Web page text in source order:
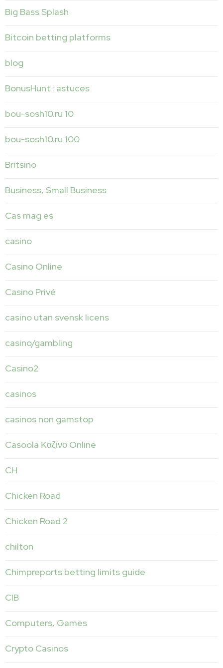
Big Bass Splash
Bitcoin betting platforms
blog
BonusHunt : astuces
bou-sosh10.ru 10
bou-sosh10.ru 100
Britsino
Business, Small Business
Cas mag es
casino
Casino Online
Casino Privé
casino utan svensk licens
casino/gambling
Casino2
casinos
casinos non gamstop
Casoola Καζίνο Online
CH
Chicken Road
Chicken Road 2
chilton
Chimpreports betting limits guide
CIB
Computers, Games
Crypto Casinos